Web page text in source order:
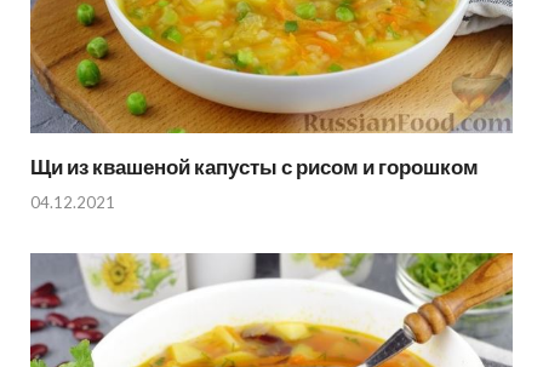
Щи из квашеной капусты с рисом и горошком
04.12.2021